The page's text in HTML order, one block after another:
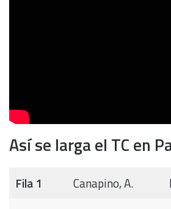
Así se larga el TC en
Fila 1 Canapino, A.